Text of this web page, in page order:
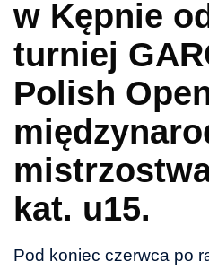
w Kępnie
turniej
Polish
kat. u15.
Pod koniec czerwca po